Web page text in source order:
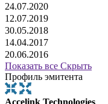
24.07.2020
12.07.2019
30.05.2018
14.04.2017
20.06.2016
Показать все Скрыть
Профиль эмитента
Accelink Technologies